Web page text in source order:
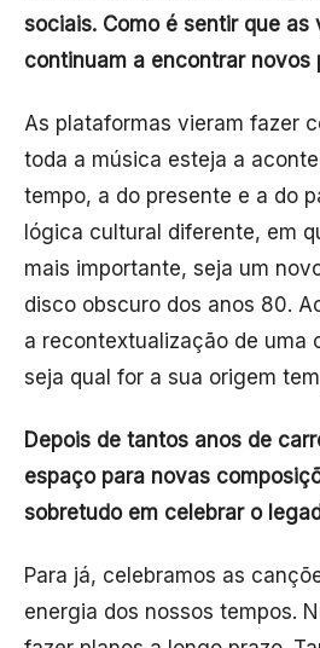
sociais. Como é sentir que as
continuam a encontrar novos
As plataformas vieram fazer
toda a música esteja a
tempo, a do presente e a do
lógica cultural diferente, em
mais importante, seja um
disco obscuro dos anos 80.
a recontextualização de uma
seja qual for a sua origem
Depois de tantos anos de
espaço para novas
sobretudo em celebrar o
Para já, celebramos as
energia dos nossos tempos.